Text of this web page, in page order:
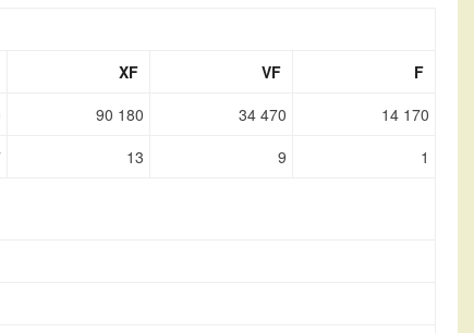
XF VF
F
90 180 34 470
14 170
13 9 1